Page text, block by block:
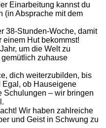
Einarbeitung kannst du
(in Absprache mit dem
38-Stunden-Woche, damit
Hut bekommst!
um die Welt zu
zuhause
dich weiterzubilden, bis
ob Hauseigene
Schulungen – wir bringen
Wir haben zahlreiche
und Geist in Schwung zu